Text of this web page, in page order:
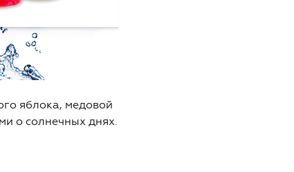
яблока, медовой
о солнечных днях.